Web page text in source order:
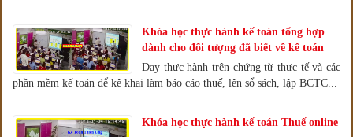
Khóa học thực hành kế toán tổng hợp
dành cho đối tượng đã biết về kế toán
Dạy thực hành trên chứng từ thực tế và các
phần mềm kế toán để kê khai làm báo cáo thuế, lên sổ sách, lập BCTC...
Khóa học thực hành kế toán Thuế online